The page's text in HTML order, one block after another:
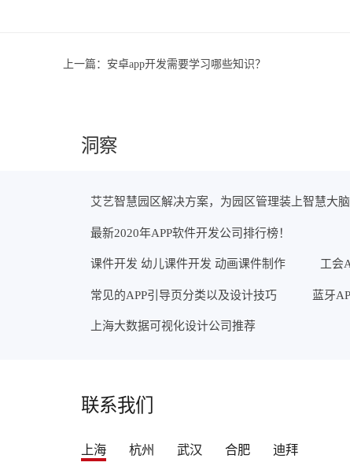
上一篇： 安卓app开发需要学习哪些知识？
洞察
艾艺智慧园区解决方案，为园区管理装上智慧大脑
最新2020年APP软件开发公司排行榜！
课件开发 幼儿课件开发 动画课件制作 工会
常见的APP引导页分类以及设计技巧 蓝牙
上海大数据可视化设计公司推荐
联系我们
上海 杭州 武汉 合肥 迪拜